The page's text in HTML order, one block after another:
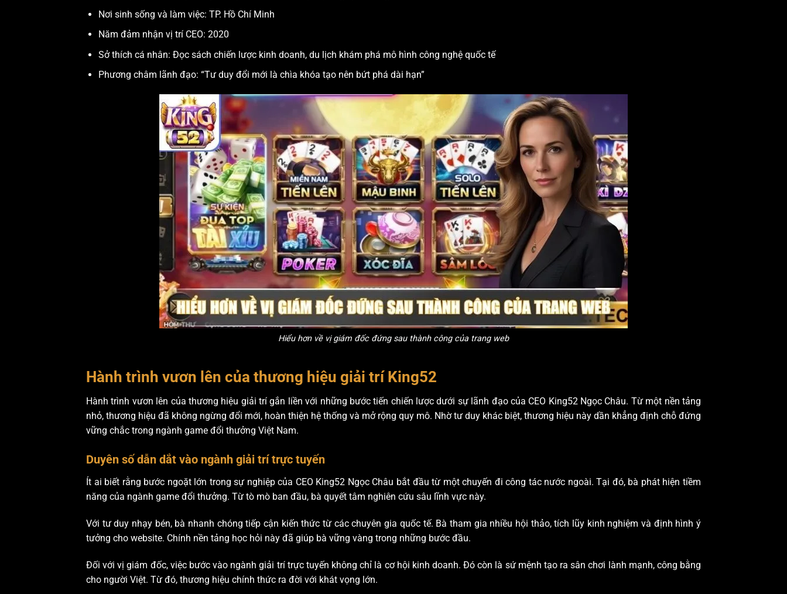
Nơi sinh sống và làm việc: TP. Hồ Chí Minh
Năm đảm nhận vị trí CEO: 2020
Sở thích cá nhân: Đọc sách chiến lược kinh doanh, du lịch khám phá mô hình công nghệ quốc tế
Phương châm lãnh đạo: “Tư duy đổi mới là chìa khóa tạo nên bứt phá dài hạn”
Hiểu hơn về vị giám đốc đứng sau thành công của trang web
Hành trình vươn lên của thương hiệu giải trí King52
Hành trình vươn lên của thương hiệu giải trí gắn liền với những bước tiến chiến lược dưới sự lãnh đạo của CEO King52 Ngọc Châu. Từ một nền tảng
nhỏ, thương hiệu đã không ngừng đổi mới, hoàn thiện hệ thống và mở rộng quy mô. Nhờ tư duy khác biệt, thương hiệu này dần khẳng định chỗ đứng
vững chắc trong ngành game đổi thưởng Việt Nam.
Duyên số dẫn dắt vào ngành giải trí trực tuyến
Ít ai biết rằng bước ngoặt lớn trong sự nghiệp của CEO King52 Ngọc Châu bắt đầu từ một chuyến đi công tác nước ngoài. Tại đó, bà phát hiện tiềm
năng của ngành game đổi thưởng. Từ tò mò ban đầu, bà quyết tâm nghiên cứu sâu lĩnh vực này.
Với tư duy nhạy bén, bà nhanh chóng tiếp cận kiến thức từ các chuyên gia quốc tế. Bà tham gia nhiều hội thảo, tích lũy kinh nghiệm và định hình ý
tưởng cho website. Chính nền tảng học hỏi này đã giúp bà vững vàng trong những bước đầu.
Đối với vị giám đốc, việc bước vào ngành giải trí trực tuyến không chỉ là cơ hội kinh doanh. Đó còn là sứ mệnh tạo ra sân chơi lành mạnh, công bằng
cho người Việt. Từ đó, thương hiệu chính thức ra đời với khát vọng lớn.